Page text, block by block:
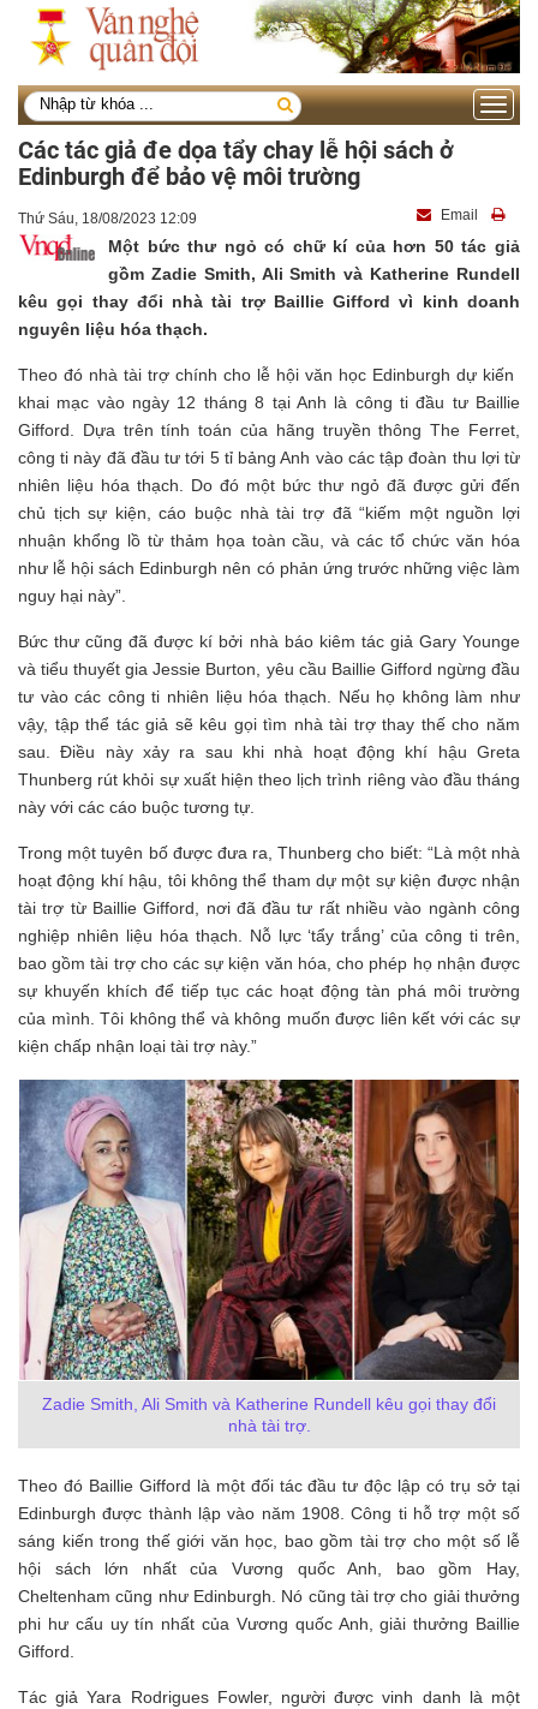
Toggle
Các tác giả đe dọa tẩy chay lễ hội sách ở
Edinburgh để bảo vệ môi trường
Thứ Sáu, 18/08/2023 12:09 Email
Một bức thư ngỏ có chữ kí của hơn 50 tác giả
gồm Zadie Smith, Ali Smith và Katherine Rundell
kêu gọi thay đổi nhà tài trợ Baillie Gifford vì kinh doanh
nguyên liệu hóa thạch.
Theo đó nhà tài trợ chính cho lễ hội văn học Edinburgh dự kiến ​​
khai mạc vào ngày 12 tháng 8 tại Anh là công ti đầu tư Baillie
Gifford. Dựa trên tính toán của hãng truyền thông The Ferret,
công ti này đã đầu tư tới 5 tỉ bảng Anh vào các tập đoàn thu lợi từ
nhiên liệu hóa thạch. Do đó một bức thư ngỏ đã được gửi đến
chủ tịch sự kiện, cáo buộc nhà tài trợ đã “kiếm một nguồn lợi
nhuận khổng lồ từ thảm họa toàn cầu, và các tổ chức văn hóa
như lễ hội sách Edinburgh nên có phản ứng trước những việc làm
nguy hại này”.
Bức thư cũng đã được kí bởi nhà báo kiêm tác giả Gary Younge
và tiểu thuyết gia Jessie Burton, yêu cầu Baillie Gifford ngừng đầu
tư vào các công ti nhiên liệu hóa thạch. Nếu họ không làm như
vậy, tập thể tác giả sẽ kêu gọi tìm nhà tài trợ thay thế cho năm
sau. Điều này xảy ra sau khi nhà hoạt động khí hậu Greta
Thunberg rút khỏi sự xuất hiện theo lịch trình riêng vào đầu tháng
này với các cáo buộc tương tự.
Trong một tuyên bố được đưa ra, Thunberg cho biết: “Là một nhà
hoạt động khí hậu, tôi không thể tham dự một sự kiện được nhận
tài trợ từ Baillie Gifford, nơi đã đầu tư rất nhiều vào ngành công
nghiệp nhiên liệu hóa thạch. Nỗ lực ‘tẩy trắng’ của công ti trên,
bao gồm tài trợ cho các sự kiện văn hóa, cho phép họ nhận được
sự khuyến khích để tiếp tục các hoạt động tàn phá môi trường
của mình. Tôi không thể và không muốn được liên kết với các sự
kiện chấp nhận loại tài trợ này.”
Zadie Smith, Ali Smith và Katherine Rundell kêu gọi thay đổi
nhà tài trợ.
Theo đó Baillie Gifford là một đối tác đầu tư độc lập có trụ sở tại
Edinburgh được thành lập vào năm 1908. Công ti hỗ trợ một số
sáng kiến ​​trong thế giới văn học, bao gồm tài trợ cho một số lễ
hội sách lớn nhất của Vương quốc Anh, bao gồm Hay,
Cheltenham cũng như Edinburgh. Nó cũng tài trợ cho giải thưởng
phi hư cấu uy tín nhất của Vương quốc Anh, giải thưởng Baillie
Gifford.
Tác giả Yara Rodrigues Fowler, người được vinh danh là một